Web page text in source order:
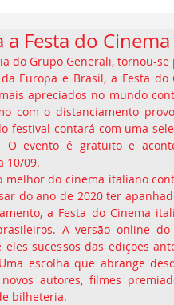
Festa do
do Grupo Generali, tornou-
Europa e Brasil, a Festa
apreciados no mundo
com o distanciamento
festival contará com uma
O evento é gratuito e
10/09.
melhor do cinema italiano
do ano de 2020 ter
a Festa do Cinema
A versão online
sucessos das edições
escolha que abrange
autores, filmes
bilheteria.